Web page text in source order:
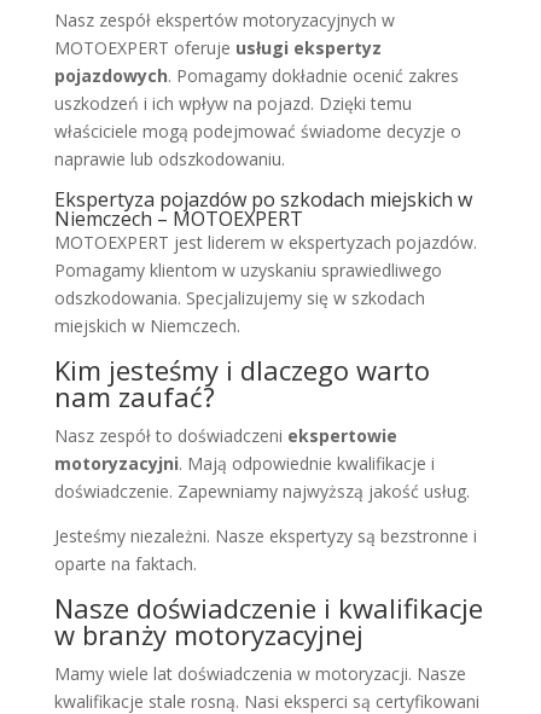
Nasz zespół ekspertów motoryzacyjnych w
MOTOEXPERT oferuje usługi ekspertyz
pojazdowych. Pomagamy dokładnie ocenić zakres
uszkodzeń i ich wpływ na pojazd. Dzięki temu
właściciele mogą podejmować świadome decyzje o
naprawie lub odszkodowaniu.
Ekspertyza pojazdów po szkodach miejskich w
Niemczech – MOTOEXPERT
MOTOEXPERT jest liderem w ekspertyzach pojazdów.
Pomagamy klientom w uzyskaniu sprawiedliwego
odszkodowania. Specjalizujemy się w szkodach
miejskich w Niemczech.
Kim jesteśmy i dlaczego warto
nam zaufać?
Nasz zespół to doświadczeni ekspertowie
motoryzacyjni. Mają odpowiednie kwalifikacje i
doświadczenie. Zapewniamy najwyższą jakość usług.
Jesteśmy niezależni. Nasze ekspertyzy są bezstronne i
oparte na faktach.
Nasze doświadczenie i kwalifikacje
w branży motoryzacyjnej
Mamy wiele lat doświadczenia w motoryzacji. Nasze
kwalifikacje stale rosną. Nasi eksperci są certyfikowani